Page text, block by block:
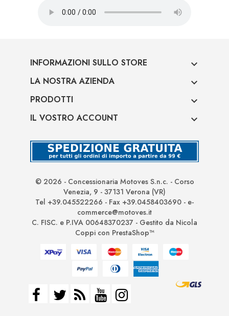
INFORMAZIONI SULLO STORE 
LA NOSTRA AZIENDA 
PRODOTTI 
IL VOSTRO ACCOUNT 
© 2026 - Concessionaria Motoves S.n.c. - Corso
Venezia, 9 - 37131 Verona (VR)
Tel +39.045522266 - Fax +39.0458403690 - e-
commerce@motoves.it
C. FISC. e P.IVA 00648370237 - Gestito da Nicola
Coppi con PrestaShop™